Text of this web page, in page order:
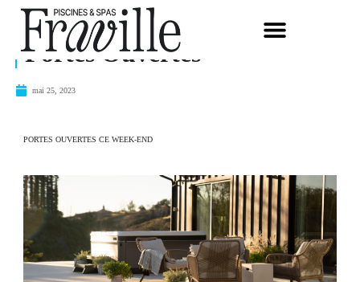
Portes Ouvertes
mai 25, 2023
PORTES OUVERTES CE WEEK-END